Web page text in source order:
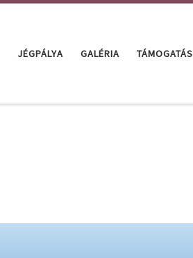
JÉGPÁLYA GALÉRIA TÁMOGATÁS